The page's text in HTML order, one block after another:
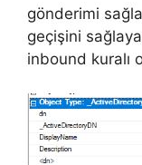
gönderimi
geçişini
inbound kuralı